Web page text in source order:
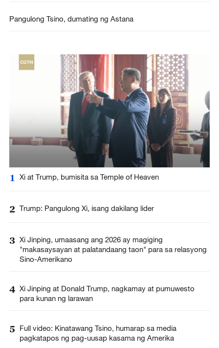
Pangulong Tsino, dumating ng Astana
1 Xi at Trump, bumisita sa Temple of Heaven
2 Trump: Pangulong Xi, isang dakilang lider
3 Xi Jinping, umaasang ang 2026 ay magiging
"makasaysayan at palatandaang taon" para sa relasyong
Sino-Amerikano
4 Xi Jinping at Donald Trump, nagkamay at pumuwesto
para kunan ng larawan
5
Full video: Kinatawang Tsino, humarap sa media
pagkatapos ng pag-uusap kasama ng Amerika